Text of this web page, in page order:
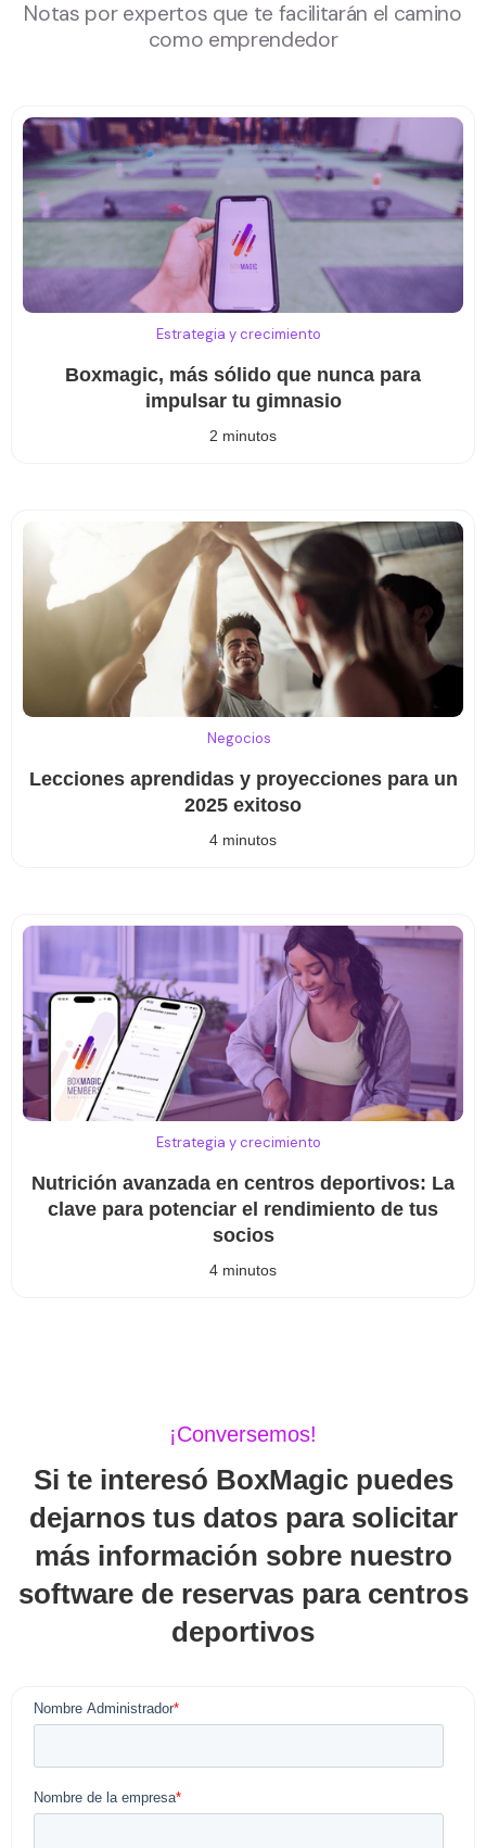
Notas por expertos que te facilitarán el camino
como emprendedor
Estrategia y crecimiento
Boxmagic, más sólido que nunca para
impulsar tu gimnasio
2 minutos
Negocios
Lecciones aprendidas y proyecciones para un
2025 exitoso
4 minutos
Estrategia y crecimiento
Nutrición avanzada en centros deportivos: La
clave para potenciar el rendimiento de tus
socios
4 minutos
¡Conversemos!
Si te interesó BoxMagic puedes
dejarnos tus datos para solicitar
más información sobre nuestro
software de reservas para centros
deportivos